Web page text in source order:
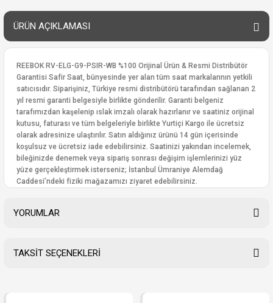
ÜRÜN AÇIKLAMASI
REEBOK RV-ELG-G9-PSIR-WB %100 Orijinal Ürün & Resmi Distribütör
Garantisi Safir Saat, bünyesinde yer alan tüm saat markalarının yetkili
satıcısıdır. Siparişiniz, Türkiye resmi distribütörü tarafından sağlanan 2
yıl resmi garanti belgesiyle birlikte gönderilir. Garanti belgeniz
tarafımızdan kaşelenip ıslak imzalı olarak hazırlanır ve saatiniz orijinal
kutusu, faturası ve tüm belgeleriyle birlikte Yurtiçi Kargo ile ücretsiz
olarak adresinize ulaştırılır. Satın aldığınız ürünü 14 gün içerisinde
koşulsuz ve ücretsiz iade edebilirsiniz. Saatinizi yakından incelemek,
bileğinizde denemek veya sipariş sonrası değişim işlemlerinizi yüz
yüze gerçekleştirmek isterseniz; İstanbul Ümraniye Alemdağ
Caddesi’ndeki fiziki mağazamızı ziyaret edebilirsiniz.
YORUMLAR
TAKSİT SEÇENEKLERİ